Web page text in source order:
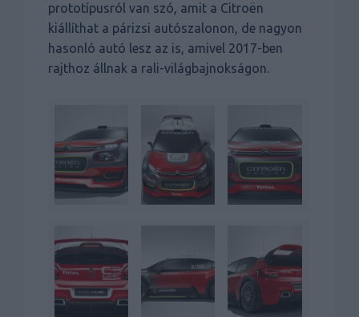
prototípusról van szó, amit a Citroën
kiállíthat a párizsi autószalonon, de nagyon
hasonló autó lesz az is, amivel 2017-ben
rajthoz állnak a rali-világbajnokságon.